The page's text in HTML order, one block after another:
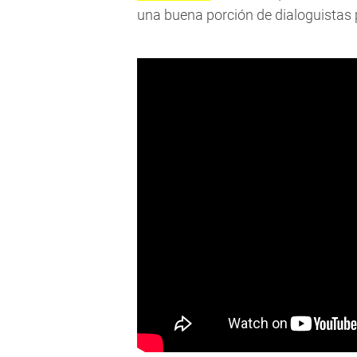
una buena porción de dialoguistas